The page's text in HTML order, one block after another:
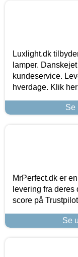
Luxlight.dk
lamper.
kundeservice.
hverdage. Klik
Se
MrPerfect.dk er
levering fra
score på
Se